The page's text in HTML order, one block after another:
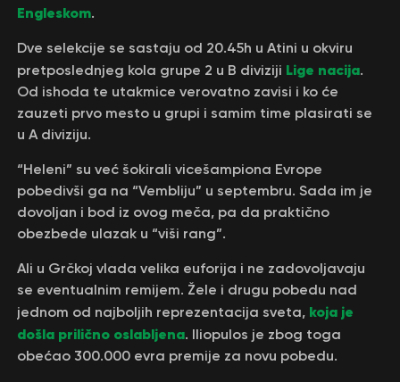
Engleskom.
Dve selekcije se sastaju od 20.45h u Atini u okviru
pretposlednjeg kola grupe 2 u B diviziji Lige nacija.
Od ishoda te utakmice verovatno zavisi i ko će
zauzeti prvo mesto u grupi i samim time plasirati se
u A diviziju.
“Heleni” su već šokirali vicešampiona Evrope
pobedivši ga na “Vembliju” u septembru. Sada im je
dovoljan i bod iz ovog meča, pa da praktično
obezbede ulazak u “viši rang”.
Ali u Grčkoj vlada velika euforija i ne zadovoljavaju
se eventualnim remijem. Žele i drugu pobedu nad
jednom od najboljih reprezentacija sveta, koja je
došla prilično oslabljena. Iliopulos je zbog toga
obećao 300.000 evra premije za novu pobedu.